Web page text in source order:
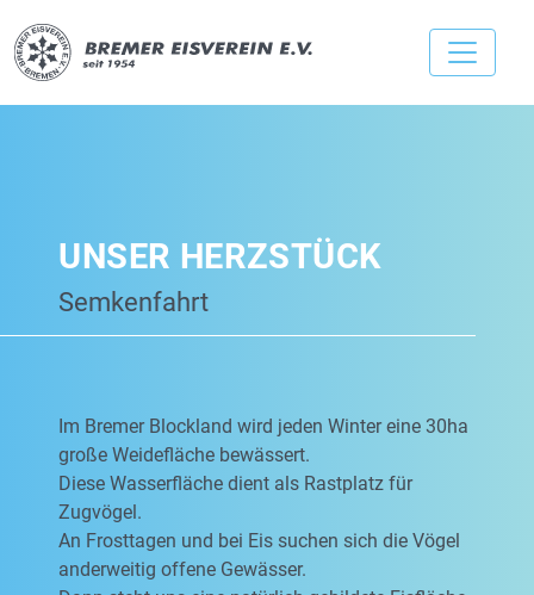
UNSER HERZSTÜCK
Semkenfahrt
Im Bremer Blockland wird jeden Winter eine 30ha
große Weidefläche bewässert.
Diese Wasserfläche dient als Rastplatz für
Zugvögel.
An Frosttagen und bei Eis suchen sich die Vögel
anderweitig offene Gewässer.